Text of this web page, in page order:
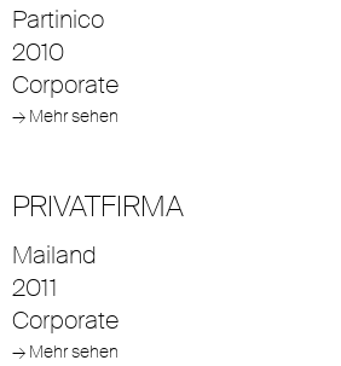
Partinico
2010
Corporate
→ Mehr sehen
PRIVATFIRMA
Mailand
2011
Corporate
→ Mehr sehen